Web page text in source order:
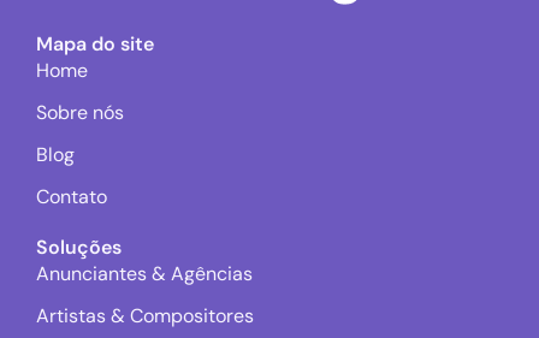
Mapa do site
Home
Sobre nós
Blog
Contato
Soluções
Anunciantes & Agências
Artistas & Compositores